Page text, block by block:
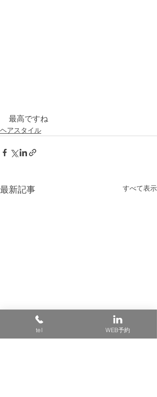
最高ですね
ヘアスタイル
最新記事 すべて表示
tel WEB予約